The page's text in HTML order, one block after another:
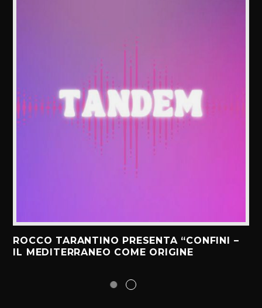
ROCCO TARANTINO PRESENTA “CONFINI –
IL MEDITERRANEO COME ORIGINE